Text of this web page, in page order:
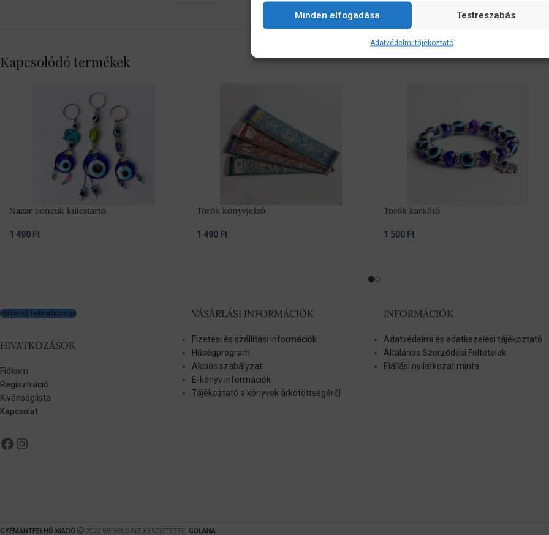
Minden elfogadása Testreszabás
Adatvédelmi tájékoztató
Kapcsolódó termékek
Nazar boncuk kulcstartó
1 490 Ft
Török könyvjelző
1 490 Ft
Török karkötő
1 500 Ft
Hírlevél feliratkozás
HIVATKOZÁSOK
Fiókom
Regisztráció
Kívánságlista
Kapcsolat
VÁSÁRLÁSI INFORMÁCIÓK
Fizetési és szállítási információk
Hűségprogram
Akciós szabályzat
E-könyv információk
Tájékoztató a könyvek árkötöttségéről
INFORMÁCIÓK
Adatvédelmi és adatkezelési tájékoztató
Általános Szerződési Feltételek
Elállási nyilatkozat minta
GYÉMÁNTFELHŐ KIADÓ 2022 WEBOLDALT KÉSZÍETETTE: GOLANA